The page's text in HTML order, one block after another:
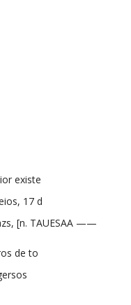
existe
17 d
[n. TAUESAA ——
de to